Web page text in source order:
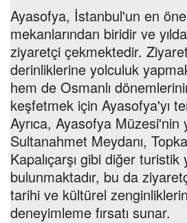
Ayasofya, İstanbul'un en
mekanlarından biridir ve
ziyaretçi çekmektedir.
derinliklerine yolculuk
hem de Osmanlı
keşfetmek için Ayasofya'yı
Ayrıca, Ayasofya Müzesi'nin
Sultanahmet Meydanı,
Kapalıçarşı gibi diğer
bulunmaktadır, bu da
tarihi ve kültürel
deneyimleme fırsatı sunar.